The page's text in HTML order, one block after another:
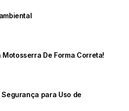
De Forma Correta!
para Uso de